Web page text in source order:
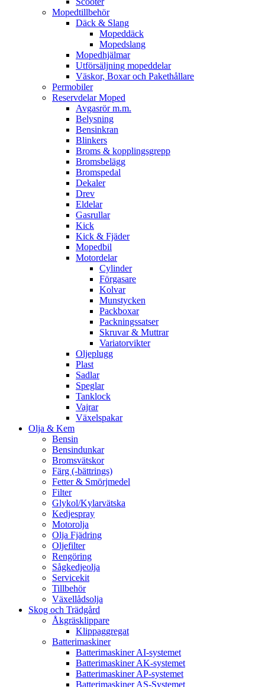
Mopedtillbehör
Däck & Slang
Mopeddäck
Mopedslang
Mopedhjälmar
Utförsäljning mopeddelar
Väskor, Boxar och Pakethållare
Permobiler
Reservdelar Moped
Avgasrör m.m.
Belysning
Bensinkran
Blinkers
Broms & kopplingsgrepp
Bromsbelägg
Bromspedal
Dekaler
Drev
Eldelar
Gasrullar
Kick
Kick & Fjäder
Mopedbil
Motordelar
Cylinder
Förgasare
Kolvar
Munstycken
Packboxar
Packningssatser
Skruvar & Muttrar
Variatorvikter
Oljeplugg
Plast
Sadlar
Speglar
Tanklock
Vajrar
Växelspakar
Olja & Kem
Bensin
Bensindunkar
Bromsvätskor
Färg (-bättrings)
Fetter & Smörjmedel
Filter
Glykol/Kylarvätska
Kedjespray
Motorolja
Olja Fjädring
Oljefilter
Rengöring
Sågkedjeolja
Servicekit
Tillbehör
Växellådsolja
Skog och Trädgård
Åkgräsklippare
Klippaggregat
Batterimaskiner
Batterimaskiner AI-systemet
Batterimaskiner AK-systemet
Batterimaskiner AP-systemet
Batterimaskiner AS-Systemet